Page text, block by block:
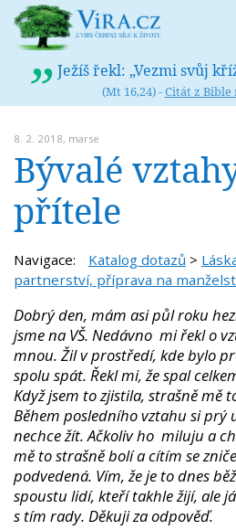
Ježíš řekl: „Vezmi svůj
(Mt 16,24) -Citát z Bible
8. 2. 2018, marse
Bývalé
přítele
Navigace: Katalog dotazů >
partnerství, příprava na
Dobrý den, mám asi půl roku
jsme na VŠ. Nedávno mi řekl o
mnou. Žil v prostředí, kde bylo
spolu spát. Řekl mi, že spal
Když jsem to zjistila, strašně mě
Během posledního vztahu si prý
nechce žít. Ačkoliv ho miluju a
mě to strašně bolí a cítím se
podvedená. Vím, že je to dnes
spoustu lidí, kteří takhle žijí, ale
s tím rady. Děkuji za odpověď.